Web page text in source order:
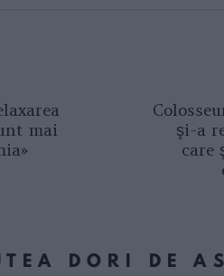
mai
şi-a
care
DORI DE